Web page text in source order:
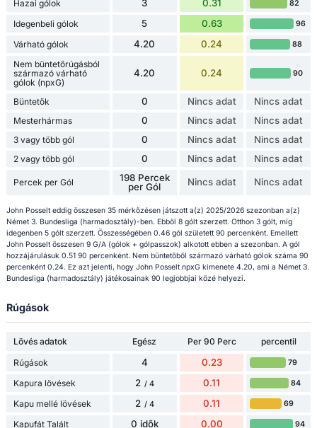
Hazai gólok 3 0.31 82
Idegenbeli gólok 5 0.63 96
Várható gólok 4.20 0.24 88
Nem büntetőrúgásból
származó várható
gólok (npxG)
4.20 0.24 90
Büntetők 0 Nincs adat Nincs adat
Mesterhármas 0 Nincs adat Nincs adat
3 vagy több gól 0 Nincs adat Nincs adat
2 vagy több gól 0 Nincs adat Nincs adat
Percek per Gól
198 Percek
per Gól
Nincs adat Nincs adat
John Posselt eddig összesen 35 mérkőzésen játszott a(z) 2025/2026 szezonban a(z)
Német 3. Bundesliga (harmadosztály)-ben. Ebből 8 gólt szerzett. Otthon 3 gólt, míg
idegenben 5 gólt szerzett. Összességében 0.46 gól született 90 percenként. Emellett
John Posselt összesen 9 G/A (gólok + gólpasszok) alkotott ebben a szezonban. A gól
hozzájárulásuk 0.51 90 percenként. Nem büntetőből származó várható gólok száma 90
percenként 0.24. Ez azt jelenti, hogy John Posselt npxG kimenete 4.20, ami a Német 3.
Bundesliga (harmadosztály) játékosainak 90 legjobbjai közé helyezi.
Rúgások
Lövés adatok Egész Per 90 Perc
percentil
Rúgások
4 0.23 79
Kapura lövések 2 / 4 0.11 84
Kapu mellé lövések 2 / 4 0.11 69
Kapufát Talált 0 idők 0.00 94